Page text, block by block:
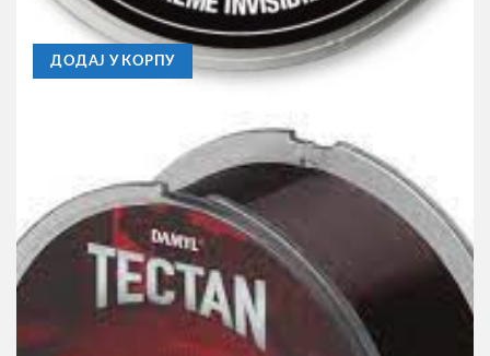
590,00RSD
ДОДАЈ У КОРПУ